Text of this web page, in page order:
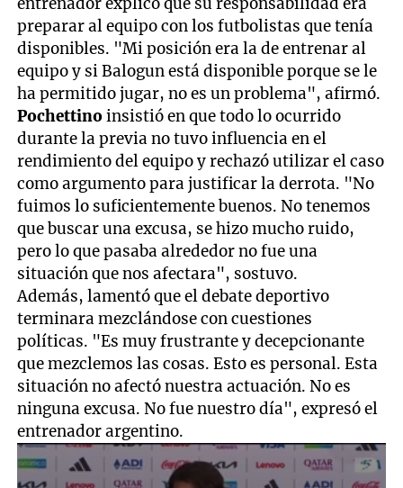
preparar al equipo con los futbolistas que tenía
disponibles. "Mi posición era la de entrenar al
equipo y si Balogun está disponible porque se le
ha permitido jugar, no es un problema", afirmó.
Pochettinoinsistió en que todo lo ocurrido
durante la previa no tuvo influencia en el
rendimiento del equipo y rechazó utilizar el caso
como argumento para justificar la derrota. "No
fuimos lo suficientemente buenos. No tenemos
que buscar una excusa, se hizo mucho ruido,
pero lo que pasaba alrededor no fue una
situación que nos afectara", sostuvo.
Además, lamentó que el debate deportivo
terminara mezclándose con cuestiones
políticas. "Es muy frustrante y decepcionante
que mezclemos las cosas. Esto es personal. Esta
situación no afectó nuestra actuación. No es
ninguna excusa. No fue nuestro día", expresó el
entrenador argentino.